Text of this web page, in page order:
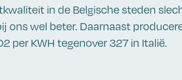
in de Belgische steden
ons wel beter. Daarnaast
per KWH tegenover 327 in Italië.